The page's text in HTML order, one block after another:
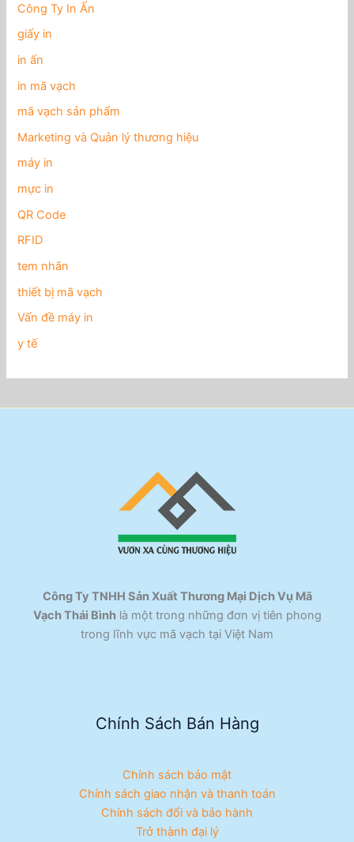
Công Ty In Ấn
giấy in
in ấn
in mã vạch
mã vạch sản phẩm
Marketing và Quản lý thương hiệu
máy in
mực in
QR Code
RFID
tem nhãn
thiết bị mã vạch
Vấn đề máy in
y tế
Công Ty TNHH Sản Xuất Thương Mại Dịch Vụ Mã
Vạch Thái Bìnhlà một trong những đơn vị tiên phong
trong lĩnh vực mã vạch tại Việt Nam
Chính Sách Bán Hàng
Chính sách bảo mật
Chính sách giao nhận và thanh toán
Chính sách đổi và bảo hành
Trở thành đại lý